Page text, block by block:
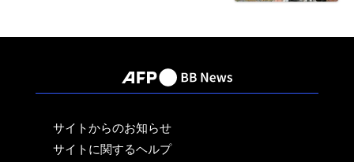
サイトからのお知らせ
サイトに関するヘルプ